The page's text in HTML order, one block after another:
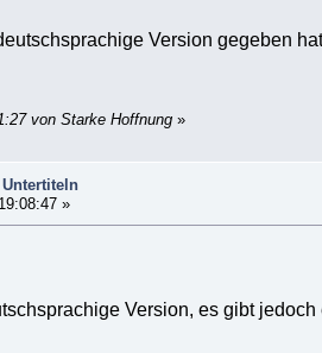
Version gegeben
von Starke Hoffnung »
»
Version, es gibt